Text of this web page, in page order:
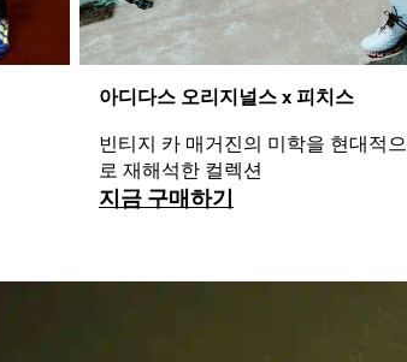
아디다스 오리지널스 x 피치스
빈티지 카 매거진의 미학을 현대적으
로 재해석한 컬렉션
지금 구매하기